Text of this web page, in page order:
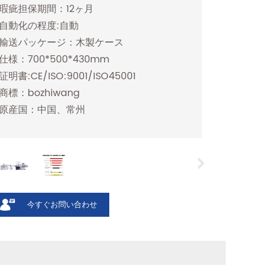
疵担保期間：12ヶ月
動化の程度:自動
送パッケージ：木製ケース
様：700*500*430mm
明書:CE/ISO:9001/ISO45001
標：bozhiwang
産国：中国、常州
今すぐお問い合わせ